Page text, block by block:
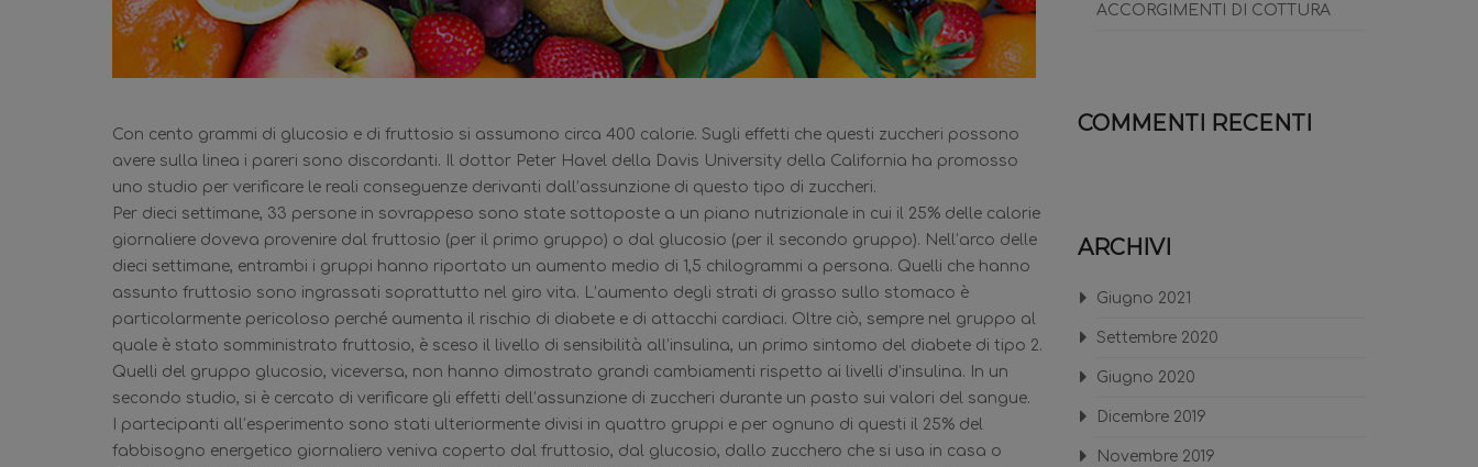
Con cento grammi di glucosio e di fruttosio si assumono circa 400 calorie. Sugli effetti che questi zuccheri possono
avere sulla linea i pareri sono discordanti. Il dottor Peter Havel della Davis University della California ha promosso
uno studio per verificare le reali conseguenze derivanti dall’assunzione di questo tipo di zuccheri.
Per dieci settimane, 33 persone in sovrappeso sono state sottoposte a un piano nutrizionale in cui il 25% delle calorie
giornaliere doveva provenire dal fruttosio (per il primo gruppo) o dal glucosio (per il secondo gruppo). Nell’arco delle
dieci settimane, entrambi i gruppi hanno riportato un aumento medio di 1,5 chilogrammi a persona. Quelli che hanno
assunto fruttosio sono ingrassati soprattutto nel giro vita. L’aumento degli strati di grasso sullo stomaco è
particolarmente pericoloso perché aumenta il rischio di diabete e di attacchi cardiaci. Oltre ciò, sempre nel gruppo al
quale è stato somministrato fruttosio, è sceso il livello di sensibilità all’insulina, un primo sintomo del diabete di tipo 2.
Quelli del gruppo glucosio, viceversa, non hanno dimostrato grandi cambiamenti rispetto ai livelli d’insulina. In un
secondo studio, si è cercato di verificare gli effetti dell’assunzione di zuccheri durante un pasto sui valori del sangue.
I partecipanti all’esperimento sono stati ulteriormente divisi in quattro gruppi e per ognuno di questi il 25% del
fabbisogno energetico giornaliero veniva coperto dal fruttosio, dal glucosio, dallo zucchero che si usa in casa o
ACCORGIMENTI DI COTTURA
COMMENTI RECENTI
ARCHIVI
Giugno 2021
Settembre 2020
Giugno 2020
Dicembre 2019
Novembre 2019